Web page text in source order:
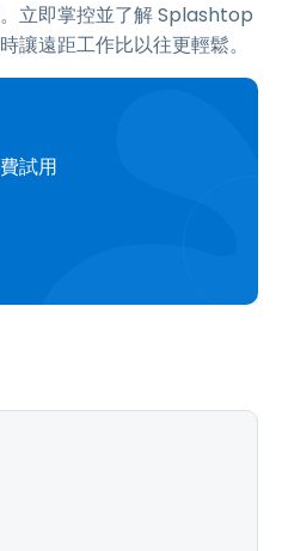
立即掌控並了解 Splashtop
讓遠距工作比以往更輕鬆。
試用